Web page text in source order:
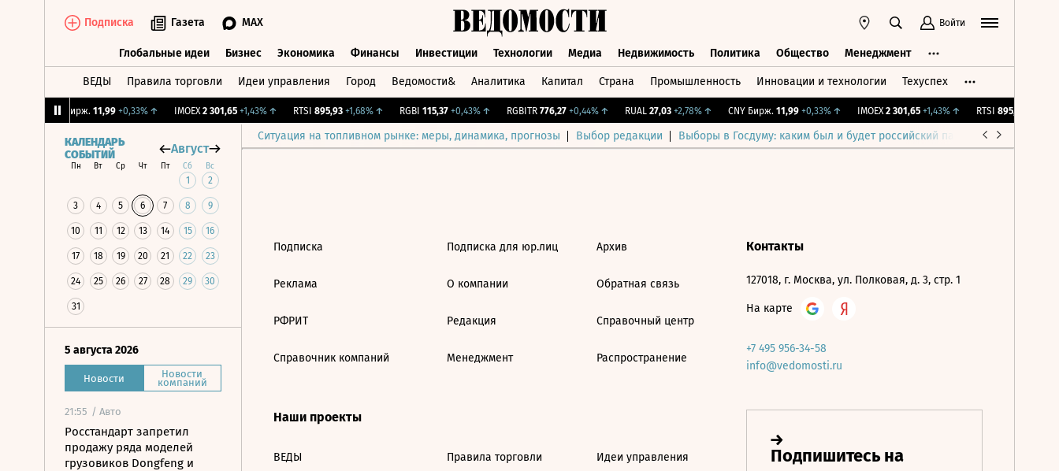
Подписка Газета MAX Войти
Глобальные идеи Бизнес Экономика Финансы Инвестиции Технологии Медиа Недвижимость Политика Общество Менеджмент
ВЕДЫ Правила торговли Идеи управления Город Ведомости& Аналитика Капитал Страна Промышленность Инновации и технологии Техуспех
CNY Бирж. 11,99 +0,33%↑ IMOEX 2 301,65 +1,43%↑ RTSI 895,93 +1,68%↑ RGBI 115,37 +0,43%↑ RGBITR 776,27 +0,44%↑ RUAL 27,03 +2,78%↑ CNY Бирж. 11,99 +0,33%↑ IMOEX 2 301,65 +1,43%↑ RTSI 895,93
Ситуация на топливном рынке: меры, динамика, прогнозы Выбор редакции Выборы в Госдуму: каким был и будет российский парламент
КАЛЕНДАРЬ
СОБЫТИЙ
Август
Пн Вт Ср Чт Пт Сб Вс
1 2
3 4 5 6 7 8 9
10 11 12 13 14 15 16
17 18 19 20 21 22 23
24 25 26 27 28 29 30
31
5 августа 2026
Новости Новости
компаний
21:55 / Авто
Росстандарт запретил
продажу ряда моделей
грузовиков Dongfeng и
Подписка
Реклама
РФРИТ
Справочник компаний
Подписка для юр.лиц
О компании
Редакция
Менеджмент
Архив
Обратная связь
Справочный центр
Распространение
Наши проекты
ВЕДЫ Правила торговли Идеи управления
Контакты
127018, г. Москва, ул. Полковая, д. 3, стр. 1
На карте
+7 495 956-34-58
info@vedomosti.ru